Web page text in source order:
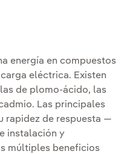
energía en compuestos
carga eléctrica. Existen
de plomo-ácido, las
Las principales
rapidez de respuesta —
instalación y
múltiples beneficios